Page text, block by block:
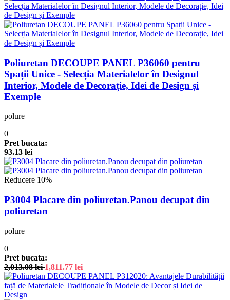
Poliuretan DECOUPE PANEL P36060 pentru
Spații Unice - Selecția Materialelor în Designul
Interior, Modele de Decorație, Idei de Design și
Exemple
polure
0
Pret bucata:
93.13 lei
Reducere 10%
P3004 Placare din poliuretan.Panou decupat din
poliuretan
polure
0
Pret bucata:
2,013.08lei 1,811.77 lei